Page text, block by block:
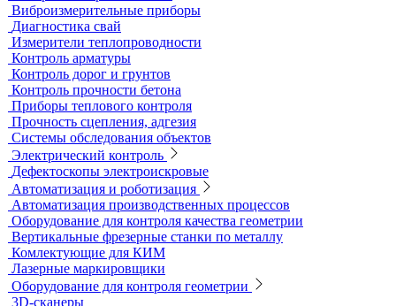
Вакуумные рамки
Вакуумные установки
Портативные гелиевые течеискатели
Течеискатели акустические
Течеискатели корреляционные
Течеискатели многодатчиковые
Трассотечеискатели
Контроль в строительстве
Виброизмерительные приборы
Диагностика свай
Измерители теплопроводности
Контроль арматуры
Контроль дорог и грунтов
Контроль прочности бетона
Приборы теплового контроля
Прочность сцепления, адгезия
Системы обследования объектов
Электрический контроль
Дефектоскопы электроискровые